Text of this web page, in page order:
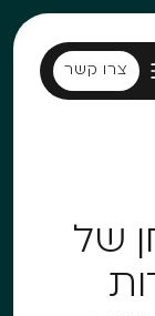
צרו קשר
צרו קשר
של